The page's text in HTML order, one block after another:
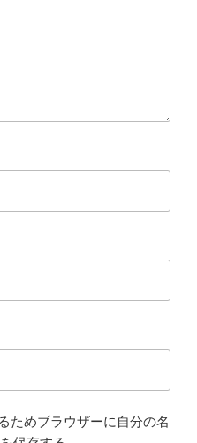
ためブラウザーに自分の名